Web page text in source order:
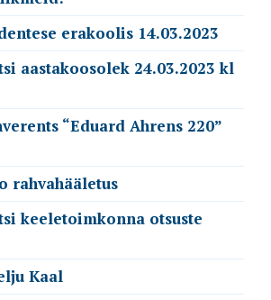
erakoolis 14.03.2023
aastakoosolek 24.03.2023 kl
“Eduard Ahrens 220”
rahvahääletus
keeletoimkonna otsuste
Kaal